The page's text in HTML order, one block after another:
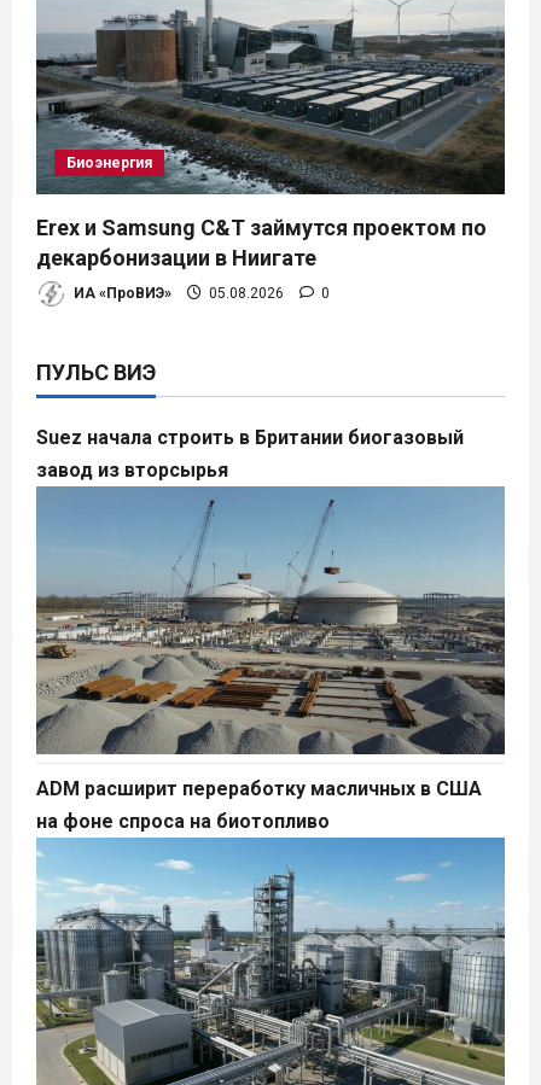
Биоэнергия
Erex и Samsung C&T займутся проектом по
декарбонизации в Ниигате
ИА «ПроВИЭ» 05.08.2026 0
ПУЛЬС ВИЭ
Suez начала строить в Британии биогазовый
завод из вторсырья
ADM расширит переработку масличных в США
на фоне спроса на биотопливо